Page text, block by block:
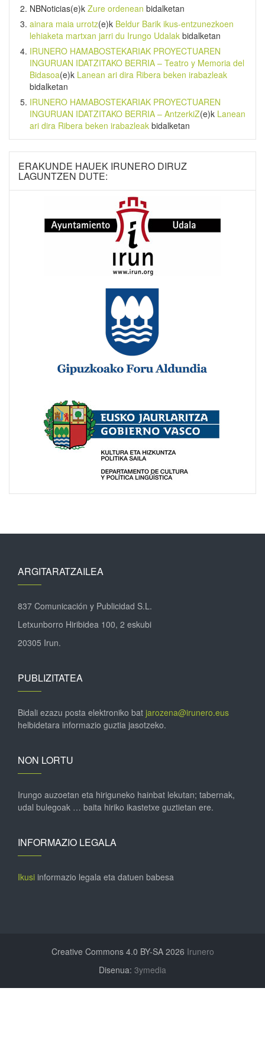
NBNoticias(e)k Zure ordenean bidalketan
ainara maia urrotz(e)k Beldur Barik ikus-entzunezkoen
lehiaketa martxan jarri du Irungo Udalak bidalketan
IRUNERO HAMABOSTEKARIAK PROYECTUAREN
INGURUAN IDATZITAKO BERRIA – Teatro y Memoria del
Bidasoa(e)k Lanean ari dira Ribera beken irabazleak
bidalketan
IRUNERO HAMABOSTEKARIAK PROYECTUAREN
INGURUAN IDATZITAKO BERRIA – AntzerkiZ(e)k Lanean
ari dira Ribera beken irabazleak bidalketan
ERAKUNDE HAUEK IRUNERO DIRUZ
LAGUNTZEN DUTE:
ARGITARATZAILEA
837 Comunicación y Publicidad S.L.
Letxunborro Hiribidea 100, 2 eskubi
20305 Irun.
PUBLIZITATEA
Bidali ezazu posta elektroniko bat jarozena@irunero.eus
helbidetara informazio guztia jasotzeko.
NON LORTU
Irungo auzoetan eta hiriguneko hainbat lekutan; tabernak,
udal bulegoak … baita hiriko ikastetxe guztietan ere.
INFORMAZIO LEGALA
Ikusi informazio legala eta datuen babesa
Creative Commons 4.0 BY-SA 2026 Irunero
Disenua: 3ymedia